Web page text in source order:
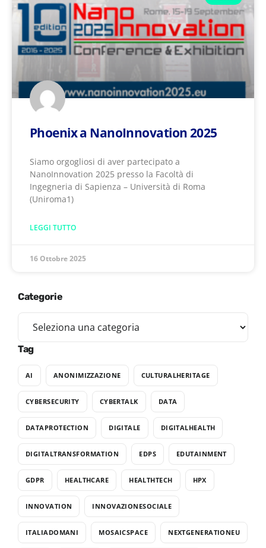
Phoenix a NanoInnovation 2025
Siamo orgogliosi di aver partecipato a
NanoInnovation 2025 presso la Facoltà di
Ingegneria di Sapienza – Università di Roma
(Uniroma1)
LEGGI TUTTO
16 Ottobre 2025
Categorie
Tag
AI ANONIMIZZAZIONE CULTURALHERITAGE
CYBERSECURITY CYBERTALK DATA
DATAPROTECTION DIGITALE DIGITALHEALTH
DIGITALTRANSFORMATION EDPS EDUTAINMENT
GDPR HEALTHCARE HEALTHTECH HPX
INNOVATION INNOVAZIONESOCIALE
ITALIADOMANI MOSAICSPACE NEXTGENERATIONEU